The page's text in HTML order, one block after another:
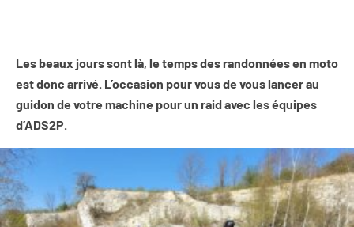
Les beaux jours sont là, le temps des randonnées en moto
est donc arrivé. L’occasion pour vous de vous lancer au
guidon de votre machine pour un raid avec les équipes
d’ADS2P.